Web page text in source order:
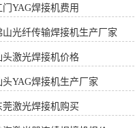
门YAG焊接机费用
山光纤传输焊接机生产厂家
头激光焊接机价格
头YAG焊接机生产厂家
莞激光焊接机购买